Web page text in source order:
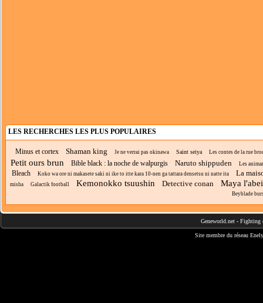
LES RECHERCHES LES PLUS POPULAIRES
Minus et cortex Shaman king Je ne verrai pas okinawa Saint seiya Les contes de la rue
Petit ours brun Bible black : la noche de walpurgis Naruto shippuden Les
Bleach Koko wa ore ni makasete saki ni ike to itte kara 10-nen ga tattara densetsu ni natte ita La
misha Galactik football Kemonokko tsuushin Detective conan Maya
Beyblade
Geneworld.net - Fighting
Site membre du réseau